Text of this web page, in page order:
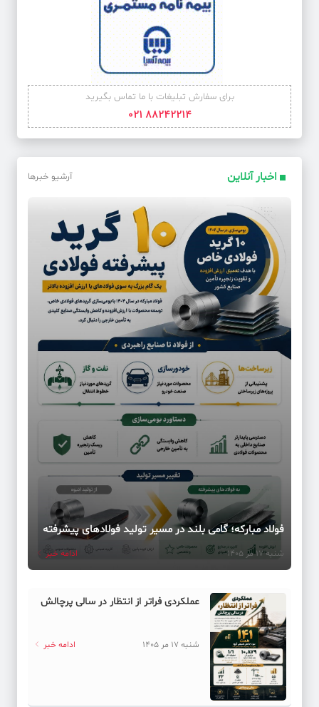
برای سفارش تبلیغات با ما تماس بگیرید
88242214 021
اخبار آنلاین آرشیو خبرها
فولاد مبارکه؛ گامی بلند در مسیر تولید فولادهای پیشرفته
شنبه 17 مر 1405 ادامه خبر
عملکردی فراتر از انتظار در سالی پرچالش
شنبه 17 مر 1405 ادامه خبر